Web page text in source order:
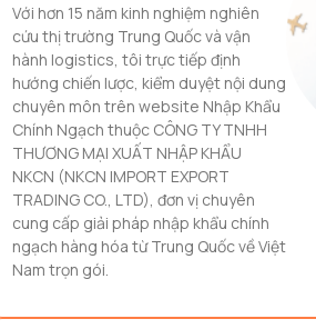
Với hơn 15 năm kinh nghiệm nghiên
cứu thị trường Trung Quốc và vận
hành logistics, tôi trực tiếp định
hướng chiến lược, kiểm duyệt nội dung
chuyên môn trên website Nhập Khẩu
Chính Ngạch thuộc CÔNG TY TNHH
THƯƠNG MẠI XUẤT NHẬP KHẨU
NKCN (NKCN IMPORT EXPORT
TRADING CO., LTD), đơn vị chuyên
cung cấp giải pháp nhập khẩu chính
ngạch hàng hóa từ Trung Quốc về Việt
Nam trọn gói.